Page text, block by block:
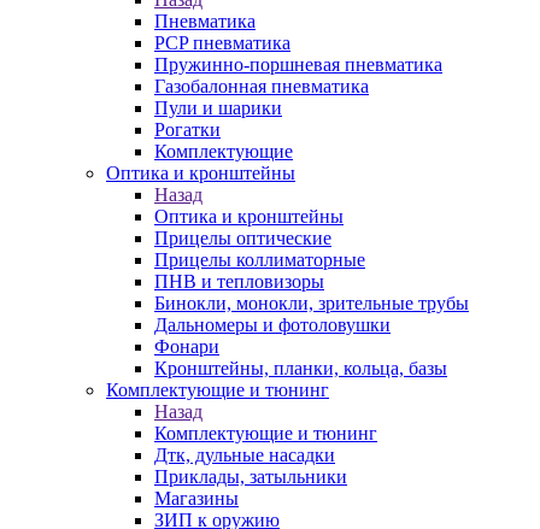
Пневматика
PCP пневматика
Пружинно-поршневая пневматика
Газобалонная пневматика
Пули и шарики
Рогатки
Комплектующие
Оптика и кронштейны
Назад
Оптика и кронштейны
Прицелы оптические
Прицелы коллиматорные
ПНВ и тепловизоры
Бинокли, монокли, зрительные трубы
Дальномеры и фотоловушки
Фонари
Кронштейны, планки, кольца, базы
Комплектующие и тюнинг
Назад
Комплектующие и тюнинг
Дтк, дульные насадки
Приклады, затыльники
Магазины
ЗИП к оружию